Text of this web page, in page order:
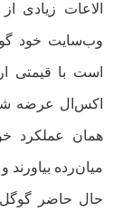
الاعات زیادی
وب‌سایت خود
همان عملکرد
میان‌رده
حال حاضر